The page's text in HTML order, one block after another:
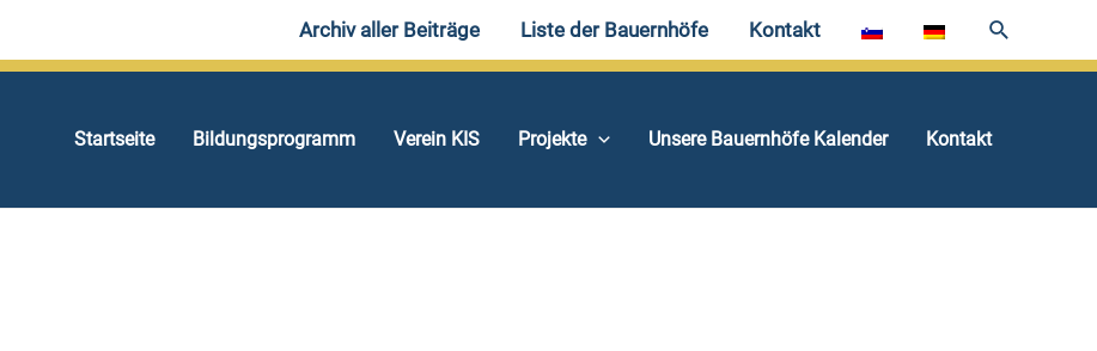
Archiv aller Beiträge Liste der Bauernhöfe Kontakt
Startseite Bildungsprogramm Verein KIS Projekte Unsere Bauernhöfe Kalender Kontakt